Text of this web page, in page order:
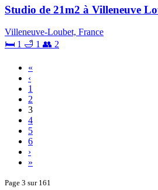
Studio de 21m2 à Villeneuve
Villeneuve-Loubet, France
🛏 1 🛁 1 👥 2
«
‹
1
2
3
4
5
6
›
»
Page 3 sur 161